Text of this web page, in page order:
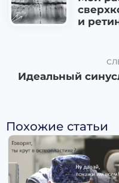
и
Идеальный
Похожие статьи